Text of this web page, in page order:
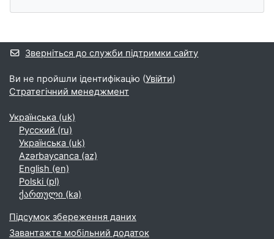
Додаткові блоки
Зверніться до служби підтримки сайту
Ви не пройшли ідентифікацію (Увійти)
Стратегічний менеджмент
Українська ‎(uk)‎
Русский ‎(ru)‎
Українська ‎(uk)‎
Azərbaycanca ‎(az)‎
English ‎(en)‎
Polski ‎(pl)‎
ქართული ‎(ka)‎
Підсумок збереження даних
Завантажте мобільний додаток